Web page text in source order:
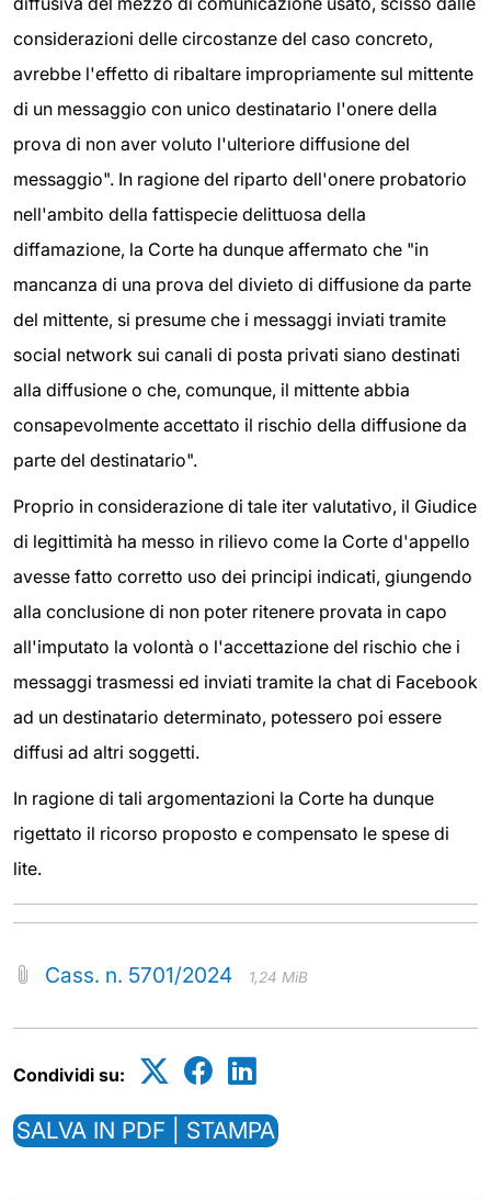
considerazioni delle circostanze del caso concreto,
avrebbe l'effetto di ribaltare impropriamente sul mittente
di un messaggio con unico destinatario l'onere della
prova di non aver voluto l'ulteriore diffusione del
messaggio". In ragione del riparto dell'onere probatorio
nell'ambito della fattispecie delittuosa della
diffamazione, la Corte ha dunque affermato che "in
mancanza di una prova del divieto di diffusione da parte
del mittente, si presume che i messaggi inviati tramite
social network sui canali di posta privati siano destinati
alla diffusione o che, comunque, il mittente abbia
consapevolmente accettato il rischio della diffusione da
parte del destinatario".
Proprio in considerazione di tale iter valutativo, il Giudice
di legittimità ha messo in rilievo come la Corte d'appello
avesse fatto corretto uso dei principi indicati, giungendo
alla conclusione di non poter ritenere provata in capo
all'imputato la volontà o l'accettazione del rischio che i
messaggi trasmessi ed inviati tramite la chat di Facebook
ad un destinatario determinato, potessero poi essere
diffusi ad altri soggetti.
In ragione di tali argomentazioni la Corte ha dunque
rigettato il ricorso proposto e compensato le spese di
lite.
Cass. n. 5701/2024 1,24 MiB
Condividi su:
SALVA IN PDF | STAMPA